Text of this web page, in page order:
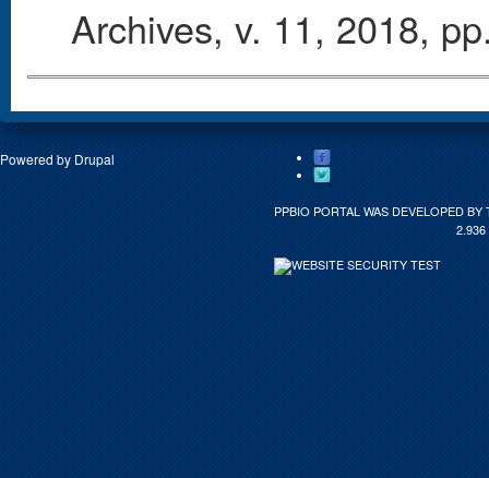
Archives, v. 11, 2018,
Powered by Drupal
PPBIO PORTAL WAS DEVELOPED